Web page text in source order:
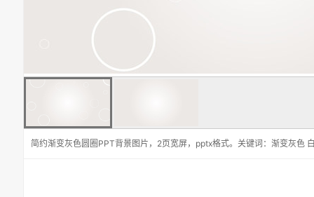
简约渐变灰色圆圈PPT背景图片，2页宽屏，pptx格式。关键词：渐变灰色